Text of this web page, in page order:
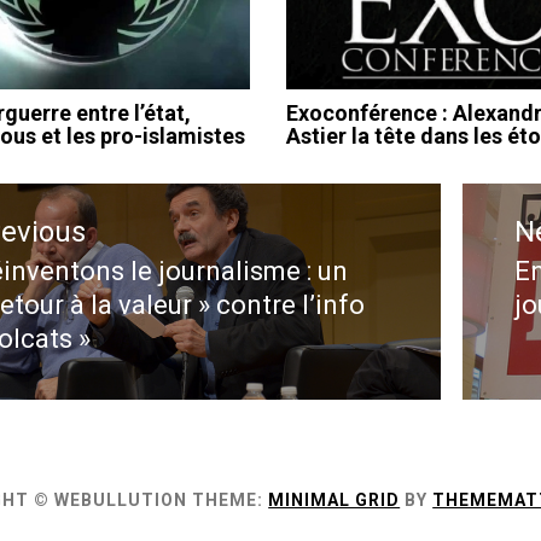
entre l’état,
et les pro-islamistes
Exoconférence :
Astier la tête dans les
le journalisme : un
à la valeur » contre l’info
»
© WEBULLUTION THEME: MINIMAL GRID BY